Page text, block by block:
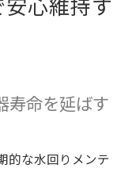
寿命を延ばす
的な水回りメンテ